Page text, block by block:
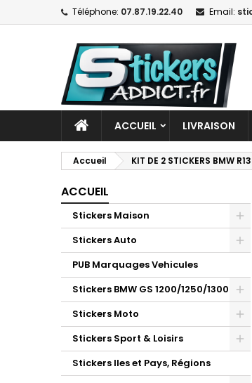
Téléphone: 07.87.19.22.40 Email:
ACCUEIL LIVRAISON
Accueil KIT DE 2 STICKERS BMW
ACCUEIL
Stickers Maison
Stickers Auto
PUB Marquages Vehicules
Stickers BMW GS 1200/1250/1300
Stickers Moto
Stickers Sport & Loisirs
Stickers Iles et Pays, Régions